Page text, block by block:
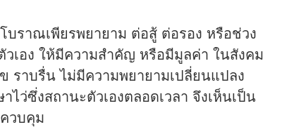
ราณเพียรพยายาม ต่อสู้ ต่อรอง หรือช่วง
เอง ให้มีความสำคัญ หรือมีมูลค่า ในสังคม
ราบรื่น ไม่มีความพยายามเปลี่ยนแปลง
ว่ซึ่งสถานะตัวเองตลอดเวลา จึงเห็นเป็น
วบคุม